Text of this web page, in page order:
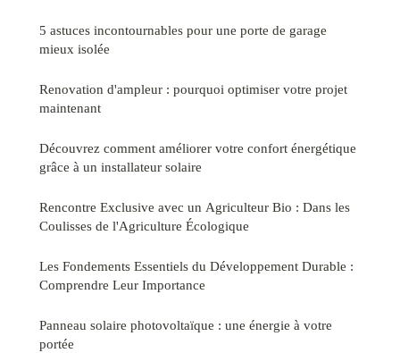
5 astuces incontournables pour une porte de garage
mieux isolée
Renovation d'ampleur : pourquoi optimiser votre projet
maintenant
Découvrez comment améliorer votre confort énergétique
grâce à un installateur solaire
Rencontre Exclusive avec un Agriculteur Bio : Dans les
Coulisses de l'Agriculture Écologique
Les Fondements Essentiels du Développement Durable :
Comprendre Leur Importance
Panneau solaire photovoltaïque : une énergie à votre
portée